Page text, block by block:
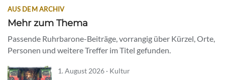
AUS DEM ARCHIV
Mehr zum Thema
Passende Ruhrbarone-Beiträge, vorrangig über Kürzel, Orte,
Personen und weitere Treffer im Titel gefunden.
1. August 2026 · Kultur